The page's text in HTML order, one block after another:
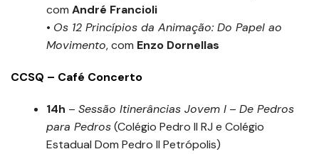
com André Francioli
• Os 12 Princípios da Animação: Do Papel ao
Movimento, com Enzo Dornellas
CCSQ – Café Concerto
14h – Sessão Itinerâncias Jovem I – De Pedros
para Pedros(Colégio Pedro II RJ e Colégio
Estadual Dom Pedro II Petrópolis)